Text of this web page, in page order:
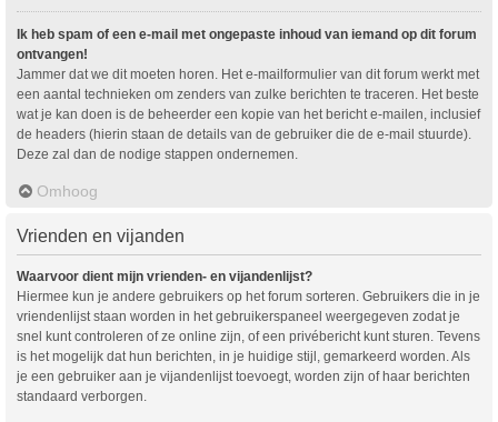
Ik heb spam of een e-mail met ongepaste inhoud van iemand op dit forum
ontvangen!
Jammer dat we dit moeten horen. Het e-mailformulier van dit forum werkt met
een aantal technieken om zenders van zulke berichten te traceren. Het beste
wat je kan doen is de beheerder een kopie van het bericht e-mailen, inclusief
de headers (hierin staan de details van de gebruiker die de e-mail stuurde).
Deze zal dan de nodige stappen ondernemen.
Omhoog
Vrienden en vijanden
Waarvoor dient mijn vrienden- en vijandenlijst?
Hiermee kun je andere gebruikers op het forum sorteren. Gebruikers die in je
vriendenlijst staan worden in het gebruikerspaneel weergegeven zodat je
snel kunt controleren of ze online zijn, of een privébericht kunt sturen. Tevens
is het mogelijk dat hun berichten, in je huidige stijl, gemarkeerd worden. Als
je een gebruiker aan je vijandenlijst toevoegt, worden zijn of haar berichten
standaard verborgen.